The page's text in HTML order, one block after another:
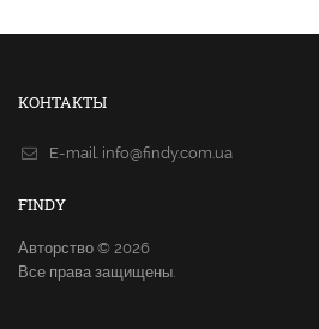
КОНТАКТЫ
E-mail. info@findy.com.ua
FINDY
Авторство © 2026
Все права защищены.